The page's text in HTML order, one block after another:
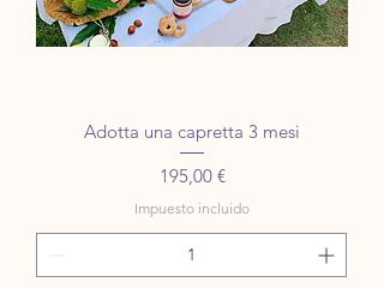
Adotta una capretta 3 mesi
Precio
195,00 €
Impuesto incluido